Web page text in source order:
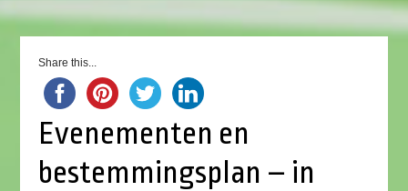
Share this...
Evenementen en
bestemmingsplan – in